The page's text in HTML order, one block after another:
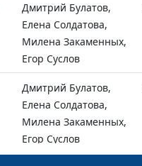
Дмитрий Булатов,
Елена Солдатова,
Милена Закаменных,
Егор Суслов
Дмитрий Булатов,
Елена Солдатова,
Милена Закаменных,
Егор Суслов